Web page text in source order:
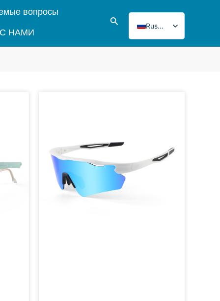
вопросы
НАМИ
Поиск
Russian
English
Portuguese